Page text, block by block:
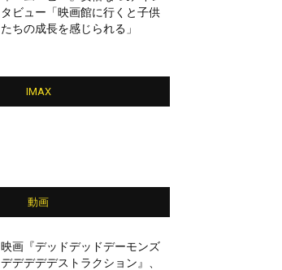
タビュー「映画館に行くと子供
たちの成長を感じられる」
IMAX
動画
映画『デッドデッドデーモンズ
デデデデデストラクション』、